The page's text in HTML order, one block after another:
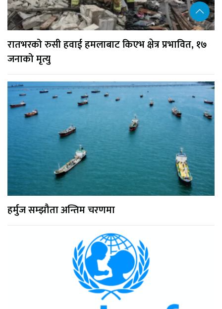
रातभरको रुसी हवाई हमलाबाट किएभ क्षेत्र प्रभावित, १७
जनाको मृत्यु
हर्मुज सम्झौता अन्तिम चरणमा